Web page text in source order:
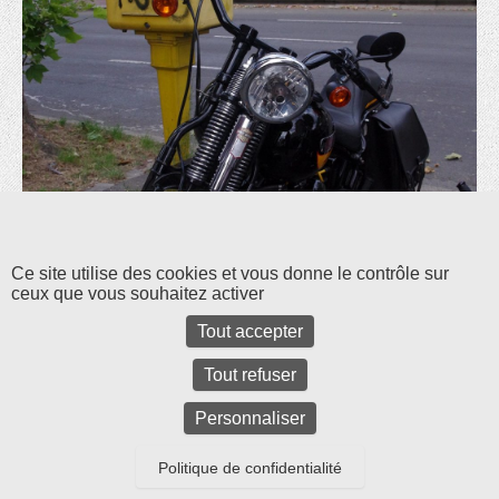
Les commentaires et les rétroliens sont fermés pour l'instant.
Ce site utilise des cookies et vous donne le contrôle sur
ceux que vous souhaitez activer
Tout accepter
Tout refuser
Personnaliser
Politique de confidentialité